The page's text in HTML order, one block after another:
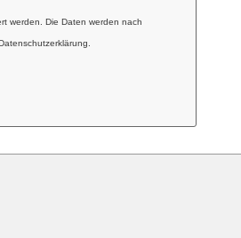
werden. Die Daten werden nach